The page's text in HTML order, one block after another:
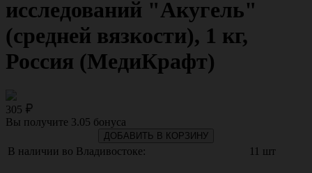
исследований "Акугель"
(средней вязкости), 1 кг,
Россия (МедиКрафт)
305
Вы получите 3.05 бонуса
ДОБАВИТЬ В КОРЗИНУ
В наличии во Владивостоке: 11 шт